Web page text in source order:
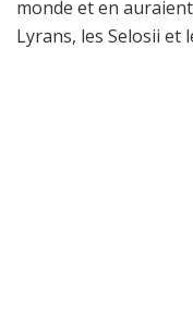
monde et en
Lyrans, les Selosii et